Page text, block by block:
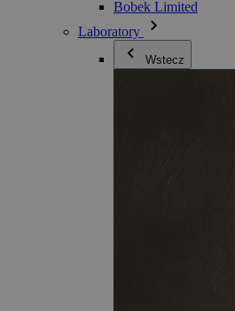
Bobek Limited
Laboratory
Wstecz